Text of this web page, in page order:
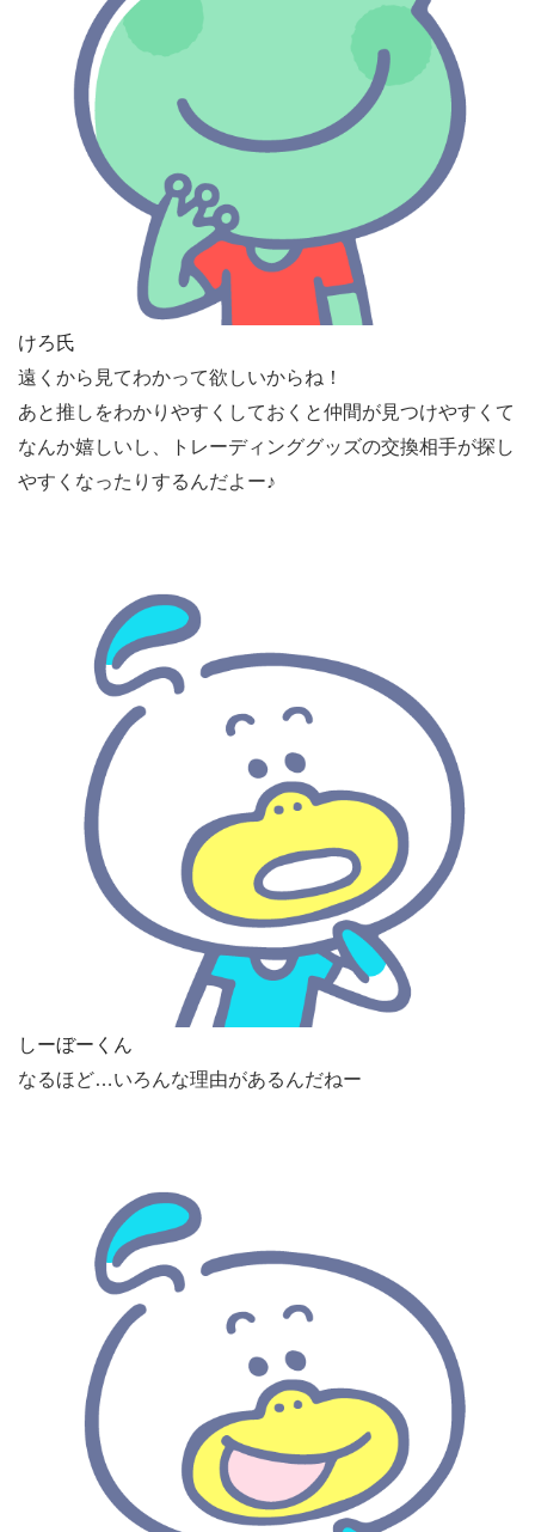
けろ氏
遠くから見てわかって欲しいからね！
あと推しをわかりやすくしておくと仲間が見つけやすくて
なんか嬉しいし、トレーディンググッズの交換相手が探し
やすくなったりするんだよー♪
しーぼーくん
なるほど…いろんな理由があるんだねー